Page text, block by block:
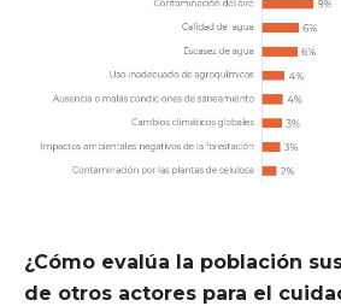
¿Cómo evalúa la población
de otros actores para el